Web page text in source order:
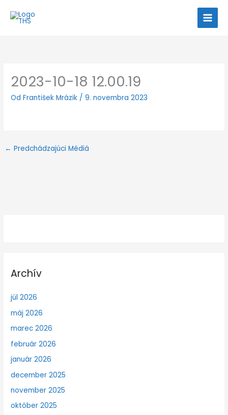
obsah
2023-10-18 12.00.19
Od František Mrázik /9. novembra 2023
← Predchádzajúci Médiá
Archív
júl 2026
máj 2026
marec 2026
február 2026
január 2026
december 2025
november 2025
október 2025